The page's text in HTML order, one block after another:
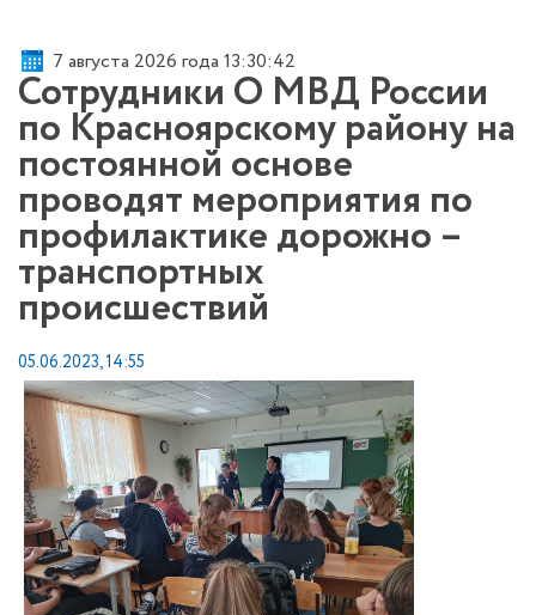
7 августа 2026 года 13:30:42
Сотрудники О МВД России
по Красноярскому району на
постоянной основе
проводят мероприятия по
профилактике дорожно –
транспортных
происшествий
05.06.2023, 14:55